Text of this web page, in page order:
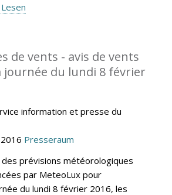
de vents - avis de vents
du lundi 8 février
information et presse du
Presseraum
des prévisions météorologiques
par MeteoLux pour
du lundi 8 février 2016, les